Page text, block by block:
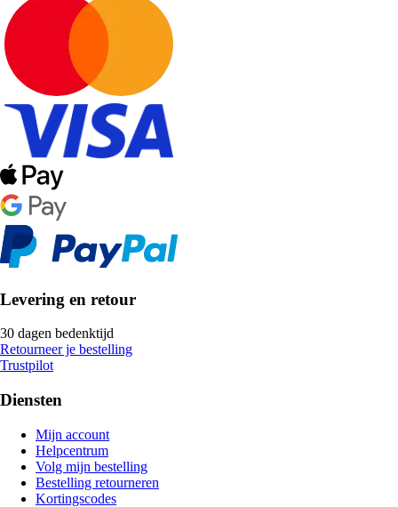
Levering en retour
30 dagen bedenktijd
Retourneer je bestelling
Trustpilot
Diensten
Mijn account
Helpcentrum
Volg mijn bestelling
Bestelling retourneren
Kortingscodes